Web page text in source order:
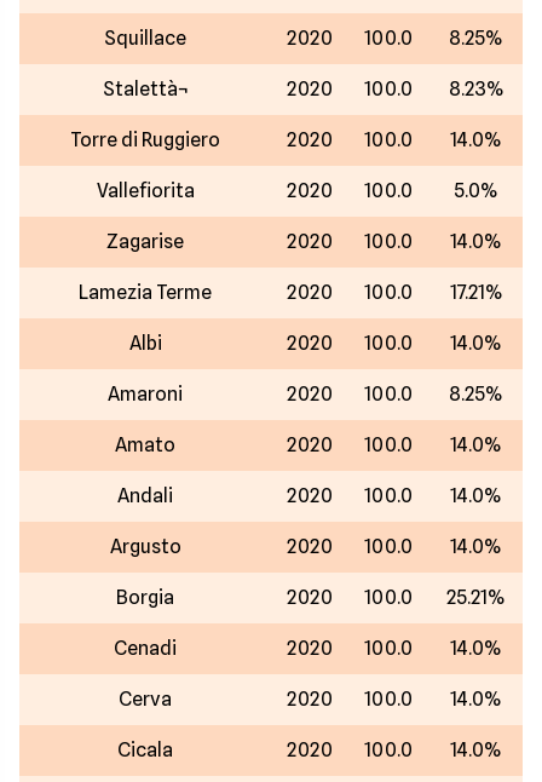
Squillace 2020 100.0 8.25%
Stalettà¬ 2020 100.0 8.23%
Torre di Ruggiero 2020 100.0 14.0%
Vallefiorita 2020 100.0 5.0%
Zagarise 2020 100.0 14.0%
Lamezia Terme 2020 100.0 17.21%
Albi 2020 100.0 14.0%
Amaroni 2020 100.0 8.25%
Amato 2020 100.0 14.0%
Andali 2020 100.0 14.0%
Argusto 2020 100.0 14.0%
Borgia 2020 100.0 25.21%
Cenadi 2020 100.0 14.0%
Cerva 2020 100.0 14.0%
Cicala 2020 100.0 14.0%